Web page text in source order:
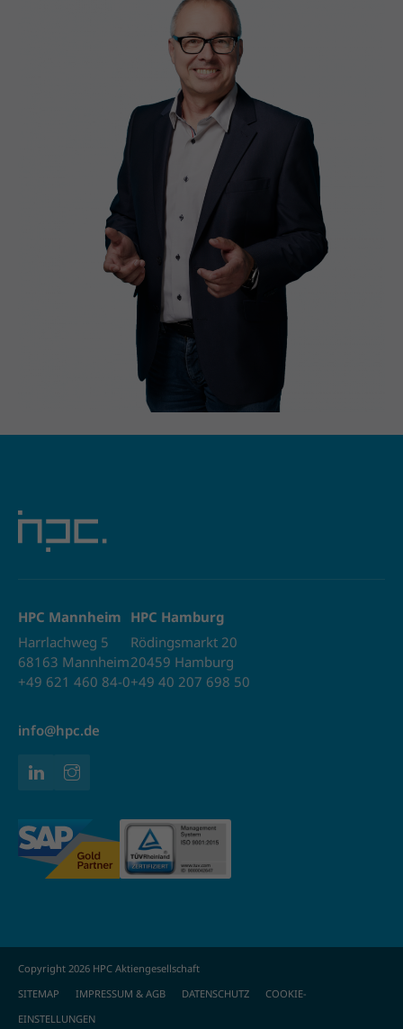
HPC Mannheim
Harrlachweg 5
68163 Mannheim
+49 621 460 84-0
HPC Hamburg
Rödingsmarkt 20
20459 Hamburg
+49 40 207 698 50
info@hpc.de
Copyright 2026 HPC Aktiengesellschaft
SITEMAP
IMPRESSUM & AGB DATENSCHUTZ
COOKIE-
EINSTELLUNGEN